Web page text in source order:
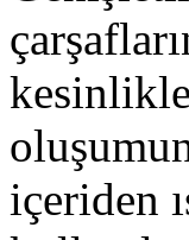
içeriden